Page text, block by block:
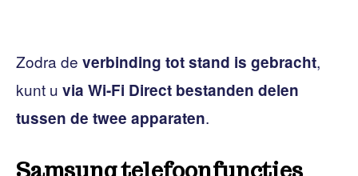
Zodra de verbinding tot stand is gebracht,
kunt u via Wi-Fi Direct bestanden delen
tussen de twee apparaten.